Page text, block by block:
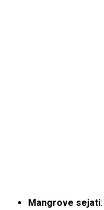
Mangrove sejati: